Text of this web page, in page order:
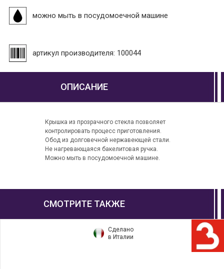
можно мыть в посудомоечной машине
артикул производителя: 100044
ОПИСАНИЕ
Крышка из прозрачного стекла позволяет
контролировать процесс приготовления.
Обод из долговечной нержавеющей стали.
Не нагревающаяся бакелитовая ручка.
Можно мыть в посудомоечной машине.
СМОТРИТЕ ТАКЖЕ
Сделано
в Италии